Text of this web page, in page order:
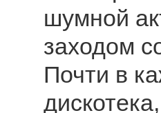
шумной
заходом
Почти в